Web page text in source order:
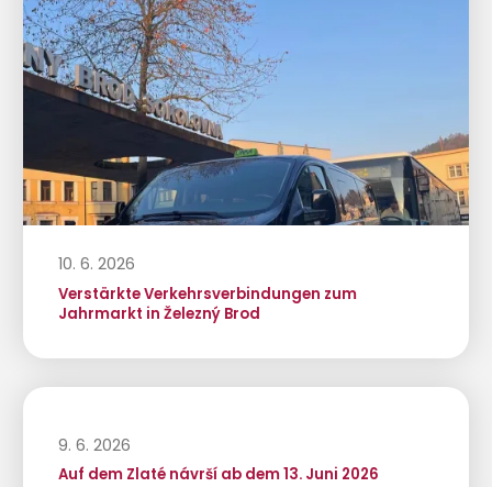
10. 6. 2026
Verstärkte Verkehrsverbindungen zum
Jahrmarkt in Železný Brod
9. 6. 2026
Auf dem Zlaté návrší ab dem 13. Juni 2026